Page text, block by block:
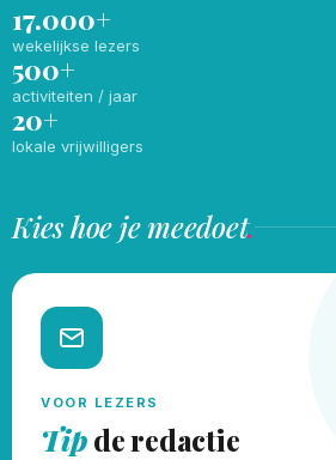
17.000+
wekelijkse lezers
500+
activiteiten / jaar
20+
lokale vrijwilligers
Kies hoe je meedoet.
VOOR LEZERS
Tipde redactie